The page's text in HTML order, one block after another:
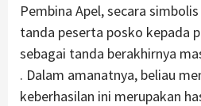
Pembina Apel, secara
tanda peserta posko kepada
sebagai tanda berakhirnya
. Dalam amanatnya, beliau
keberhasilan ini merupakan